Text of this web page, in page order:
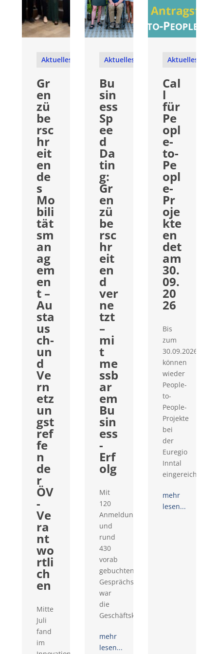
Aktuelles
Gr
en
zü
be
rsc
hr
eit
en
de
s
Mo
bili
tät
sm
an
ag
em
en
t –
Au
sta
us
ch-
un
d
Ve
rn
etz
un
gst
ref
fe
n
de
r
ÖV
-
Ve
ra
nt
wo
rtli
ch
en
Mitte
Juli
fand
im
Aktuelles
Bu
sin
ess
Sp
ee
d
Da
tin
g:
Gr
en
zü
be
rsc
hr
eit
en
d
ver
ne
tzt
–
mi
t
me
ssb
ar
em
Bu
sin
ess
-
Erf
olg
Mit
120
Anmeldungen
und
rund
430
vorab
gebuchten
Gesprächswünschen
war
die
Geschäftskontaktemesse...
mehr
lesen...
Aktuelles
Cal
l
für
Pe
opl
e-
to-
Pe
opl
e-
Pr
oje
kte
en
det
am
30.
09.
20
26
Bis
zum
30.09.2026
können
wieder
People-
to-
People-
Projekte
bei
der
Euregio
Inntal
eingereicht...
mehr
lesen...